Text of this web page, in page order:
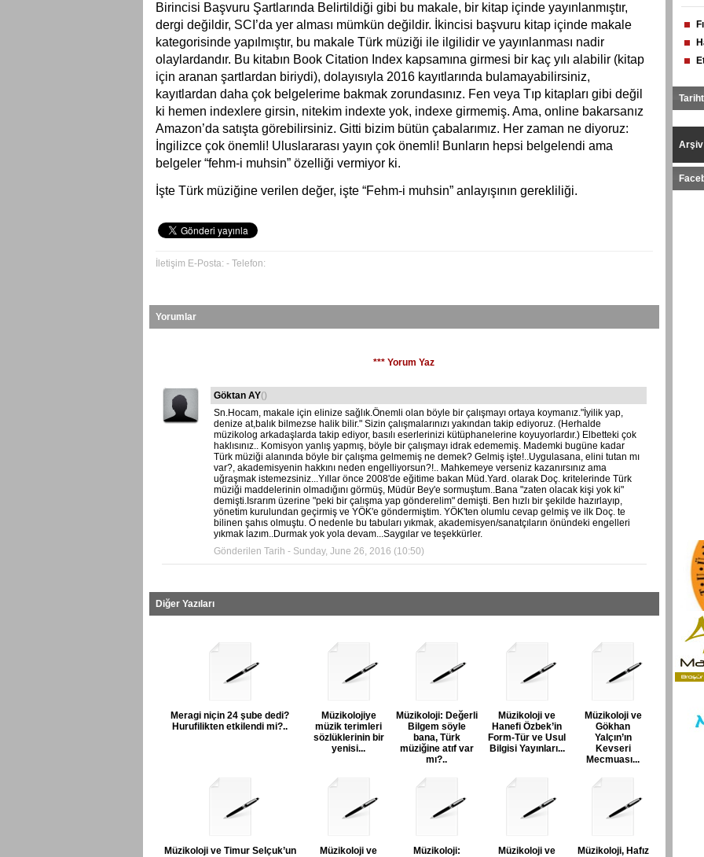
Birincisi Başvuru Şartlarında Belirtildiği gibi bu makale, bir kitap içinde yayınlanmıştır,
dergi değildir, SCI’da yer alması mümkün değildir. İkincisi başvuru kitap içinde makale
kategorisinde yapılmıştır, bu makale Türk müziği ile ilgilidir ve yayınlanması nadir
olaylardandır. Bu kitabın Book Citation Index kapsamına girmesi bir kaç yılı alabilir (kitap
için aranan şartlardan biriydi), dolayısıyla 2016 kayıtlarında bulamayabilirsiniz,
kayıtlardan daha çok belgelerime bakmak zorundasınız. Fen veya Tıp kitapları gibi değil
ki hemen indexlere girsin, nitekim indexte yok, indexe girmemiş. Ama, online bakarsanız
Amazon’da satışta görebilirsiniz. Gitti bizim bütün çabalarımız. Her zaman ne diyoruz:
İngilizce çok önemli! Uluslararası yayın çok önemli! Bunların hepsi belgelendi ama
belgeler “fehm-i muhsin” özelliği vermiyor ki.
İşte Türk müziğine verilen değer, işte “Fehm-i muhsin” anlayışının gerekliliği.
İletişim E-Posta: - Telefon:
Yorumlar
*** Yorum Yaz
Göktan AY()
Sn.Hocam, makale için elinize sağlık.Önemli olan böyle bir çalışmayı ortaya koymanız."İyilik yap,
denize at,balık bilmezse halik bilir." Sizin çalışmalarınızı yakından takip ediyoruz. (Herhalde
müzikolog arkadaşlarda takip ediyor, basılı eserlerinizi kütüphanelerine koyuyorlardır.) Elbetteki çok
haklısınız.. Komisyon yanlış yapmış, böyle bir çalışmayı idrak edememiş. Mademki bugüne kadar
Türk müziği alanında böyle bir çalışma gelmemiş ne demek? Gelmiş işte!..Uygulasana, elini tutan mı
var?, akademisyenin hakkını neden engelliyorsun?!.. Mahkemeye verseniz kazanırsınız ama
uğraşmak istemezsiniz...Yıllar önce 2008'de eğitime bakan Müd.Yard. olarak Doç. kritelerinde Türk
müziği maddelerinin olmadığını görmüş, Müdür Bey'e sormuştum..Bana "zaten olacak kişi yok ki"
demişti.Israrım üzerine "peki bir çalışma yap gönderelim" demişti. Ben hızlı bir şekilde hazırlayıp,
yönetim kurulundan geçirmiş ve YÖK'e göndermiştim. YÖK'ten olumlu cevap gelmiş ve ilk Doç. te
bilinen şahıs olmuştu. O nedenle bu tabuları yıkmak, akademisyen/sanatçıların önündeki engelleri
yıkmak lazım..Durmak yok yola devam...Saygılar ve teşekkürler.
Gönderilen Tarih - Sunday, June 26, 2016 (10:50)
Diğer Yazıları
Meragi niçin 24 şube dedi?
Hurufilikten etkilendi mi?..
Müzikolojiye
müzik terimleri
sözlüklerinin bir
yenisi...
Müzikoloji: Değerli
Bilgem söyle
bana, Türk
müziğine atıf var
mı?..
Müzikoloji ve
Hanefi Özbek’in
Form-Tür ve Usul
Bilgisi Yayınları...
Müzikoloji ve
Gökhan
Yalçın’ın
Kevseri
Mecmuası...
Müzikoloji ve Timur Selçuk’un
Müzikoloji ve
Müzikoloji:
Müzikoloji ve
Müzikoloji, Hafız